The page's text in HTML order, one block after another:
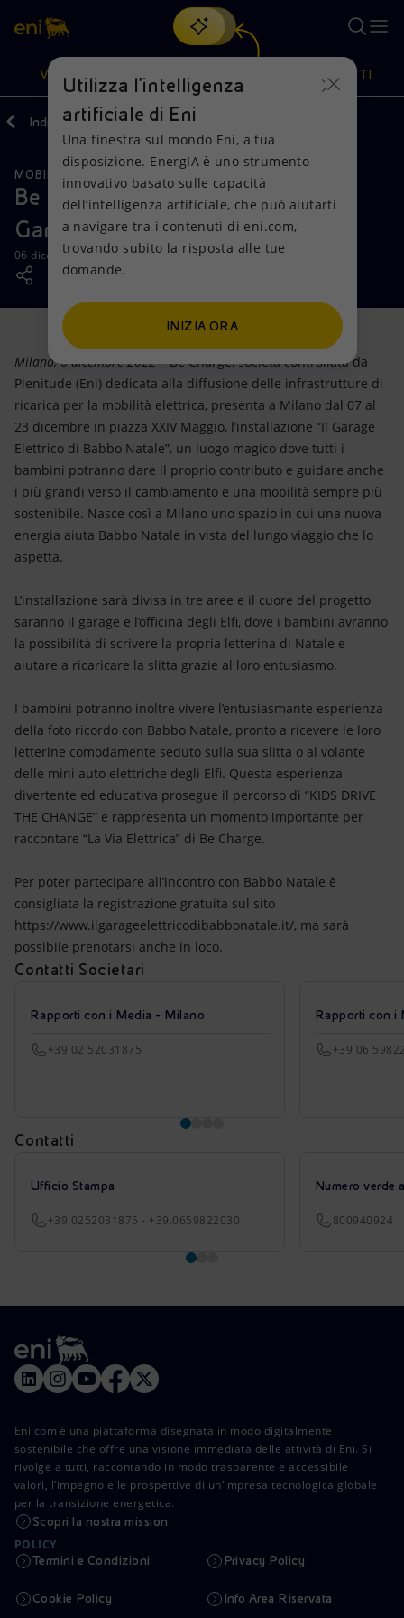
Cerca
scopri EnergIA, la nostra nuova soluzione di intelligenza
artificiale.
VISIONE
Visione
Mission e valori
Persone e Partnership
Net Zero
Modello satellitare
Energia accessibile
Innovazione
Scenari energetici
Azioni
Diversificazione energetica
Tecnologie per la transizione
Collaborazioni per l'innovazione
Attività nel mondo
PRODOTTI
Prodotti
Casa
Imprese
Mobilità
Indietro Media News
MOBILITÀ SOSTENIBILE
Be Charge presenta a Milano “Il
Garage Elettrico di Babbo Natale”
06 dicembre 2022 - 10:00 CET
Milano, 6 dicembre 2022– Be Charge, società controllata da
Plenitude (Eni) dedicata alla diffusione delle infrastrutture di
ricarica per la mobilità elettrica, presenta a Milano dal 07 al
23 dicembre in piazza XXIV Maggio, l’installazione “Il Garage
Elettrico di Babbo Natale”, un luogo magico dove tutti i
bambini potranno dare il proprio contributo e guidare anche
i più grandi verso il cambiamento e una mobilità sempre più
sostenibile. Nasce così a Milano uno spazio in cui una nuova
energia aiuta Babbo Natale in vista del lungo viaggio che lo
aspetta.
L’installazione sarà divisa in tre aree e il cuore del progetto
saranno il garage e l’officina degli Elfi, dove i bambini avranno
la possibilità di scrivere la propria letterina di Natale e
aiutare a ricaricare la slitta grazie al loro entusiasmo.
I bambini potranno inoltre vivere l’entusiasmante esperienza
della foto ricordo con Babbo Natale, pronto a ricevere le loro
letterine comodamente seduto sulla sua slitta o al volante
delle mini auto elettriche degli Elfi. Questa esperienza
divertente ed educativa prosegue il percorso di “KIDS DRIVE
THE CHANGE” e rappresenta un momento importante per
raccontare “La Via Elettrica” di Be Charge.
Per poter partecipare all’incontro con Babbo Natale è
consigliata la registrazione gratuita sul sito
https://www.ilgarageelettricodibabbonatale.it/, ma sarà
possibile prenotarsi anche in loco.
Contatti Societari
Rapporti con i Media - Milano
+39 02 52031875
Rapporti con i
+39 06
Contatti
Ufficio Stampa
+39.0252031875 - +39.0659822030
Numero verde
800940924
Eni.com è una piattaforma disegnata in modo digitalmente
sostenibile che offre una visione immediata delle attività di Eni. Si
rivolge a tutti, raccontando in modo trasparente e accessibile i
valori, l’impegno e le prospettive di un’impresa tecnologica globale
per la transizione energetica.
Scopri la nostra mission
POLICY
Termini e Condizioni Privacy Policy
Cookie Policy Info Area Riservata
Utilizza l'intelligenza
artificiale di Eni
Una finestra sul mondo Eni, a tua
disposizione. EnergIA è uno strumento
innovativo basato sulle capacità
dell’intelligenza artificiale, che può aiutarti
a navigare tra i contenuti di eni.com,
trovando subito la risposta alle tue
domande.
INIZIA ORA